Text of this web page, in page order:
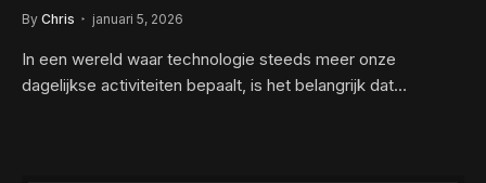
By Chris januari 5, 2026
In een wereld waar technologie steeds meer onze
dagelijkse activiteiten bepaalt, is het belangrijk dat…